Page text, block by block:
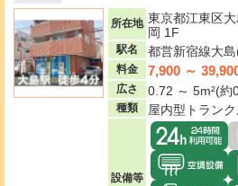
所在地 東京都江東区
岡 1F
駅名 都営新宿線大
料金 7,900 ～
広さ 0.72 ～ 5m²(約
種類 屋内型トラン
設備等